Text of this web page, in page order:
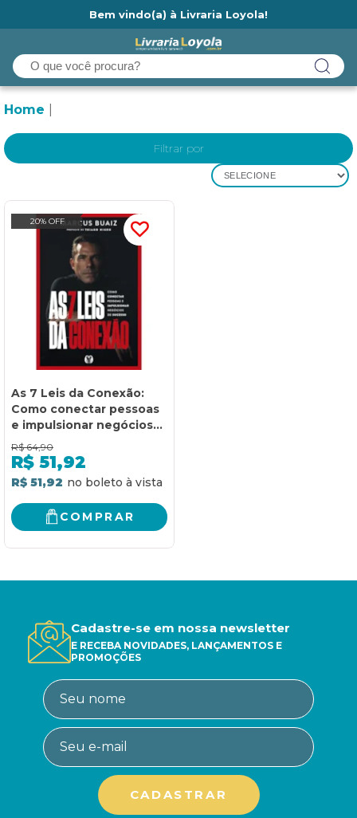
Bem vindo(a) à Livraria Loyola!
Home
Filtrar por
SELECIONE
20% OFF
As 7 Leis da Conexão:
Como conectar pessoas
e impulsionar negócios
de sucesso
R$ 64,90
R$ 51,92
R$ 51,92
COMPRAR
Cadastre-se em nossa newsletter
E RECEBA NOVIDADES, LANÇAMENTOS E
PROMOÇÕES